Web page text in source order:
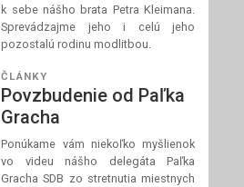
k sebe nášho brata Petra Kleimana.
Sprevádzajme jeho i celú jeho
pozostalú rodinu modlitbou.
ČLÁNKY
Povzbudenie od Paľka
Gracha
Ponúkame vám niekoľko myšlienok
vo videu nášho delegáta Paľka
Gracha SDB zo stretnutia miestnych